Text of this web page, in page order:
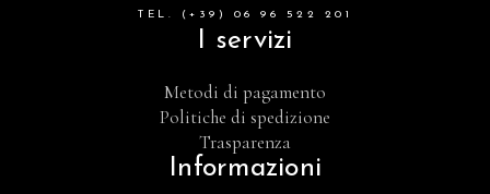
TEL. (+39) 06 96 522 201
I servizi
Metodi di pagamento
Politiche di spedizione
Trasparenza
Informazioni